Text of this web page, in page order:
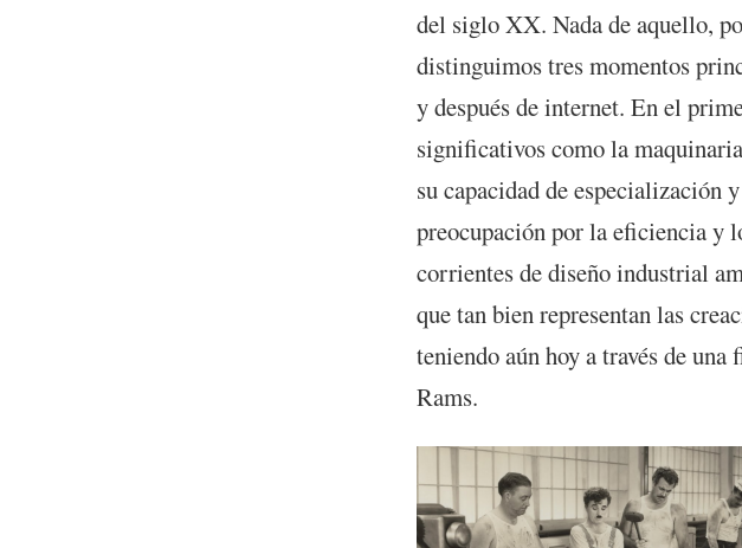
del siglo XX. Nada de aquello,
distinguimos tres momentos
y después de internet. En el
significativos como la
su capacidad de especialización
preocupación por la eficiencia y
corrientes de diseño industrial
que tan bien representan las
teniendo aún hoy a través de
Rams.